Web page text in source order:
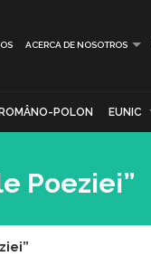
ACERCA DE NOSOTROS
POLON EUNIC
Poeziei”